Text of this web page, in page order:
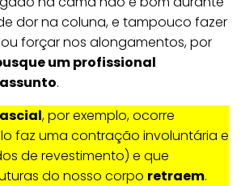
dor na coluna, e tampouco fazer
forçar nos alongamentos, por
um profissional
.
, por exemplo, ocorre
faz uma contração involuntária e
de revestimento) e que
do nosso corpo retraem.